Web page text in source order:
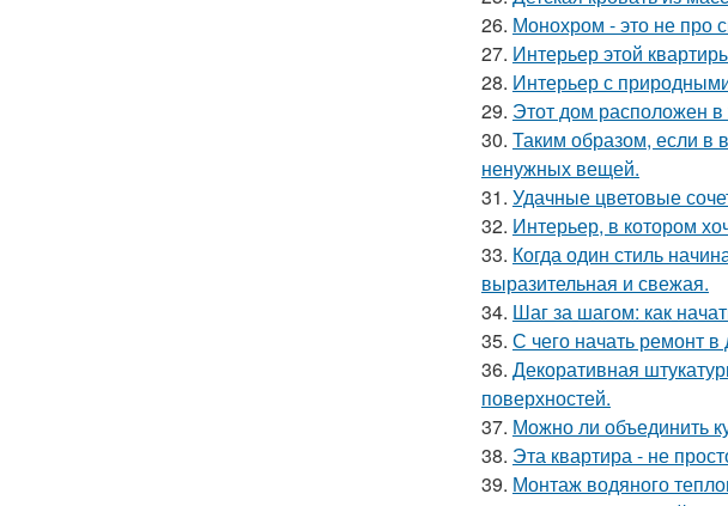
26. Монохром - это не про
27. Интерьер этой
28. Интерьер с
29. Этот дом расположен
30. Таким образом, если в
ненужных вещей.
31. Удачные цветовые
32. Интерьер, в котором
33. Когда один стиль
выразительная и свежая.
34. Шаг за шагом: как
35. С чего начать ремонт
36. Декоративная
поверхностей.
37. Можно ли объединить
38. Эта квартира - не
39. Монтаж водяного